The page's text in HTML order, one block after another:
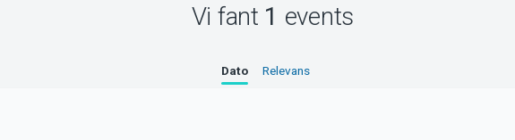
Vi fant 1 events
Dato Relevans